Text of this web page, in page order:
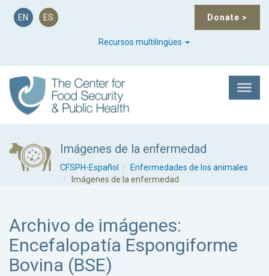
Donate >
EN ES
Recursos multilingües
Imágenes de la enfermedad
CFSPH-Español
Enfermedades de los animales
Imágenes de la enfermedad
Archivo de imágenes:
Encefalopatía Espongiforme
Bovina (BSE)